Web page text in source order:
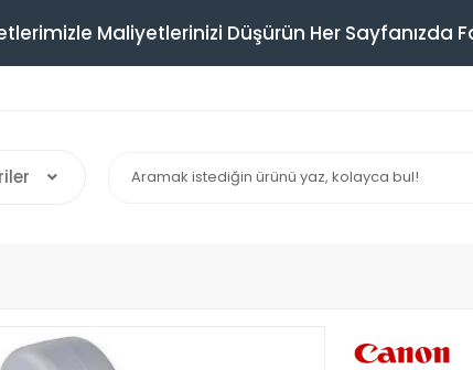
Maliyetlerinizi Düşürün Her Sayfanızda